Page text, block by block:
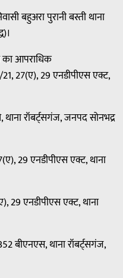
बहुअरा पुरानी बस्ती थाना
का आपराधिक
27(ए), 29 एनडीपीएस एक्ट,
रॉबर्ट्सगंज, जनपद सोनभद्र
29 एनडीपीएस एक्ट, थाना
29 एनडीपीएस एक्ट, थाना
बीएनएस, थाना रॉबर्ट्सगंज,